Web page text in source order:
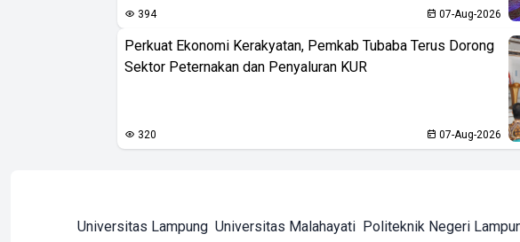
394 07-Aug-2026
Perkuat Ekonomi Kerakyatan, Pemkab Tubaba Terus Dorong
Sektor Peternakan dan Penyaluran KUR
320 07-Aug-2026
Universitas Lampung Universitas Malahayati Politeknik Negeri